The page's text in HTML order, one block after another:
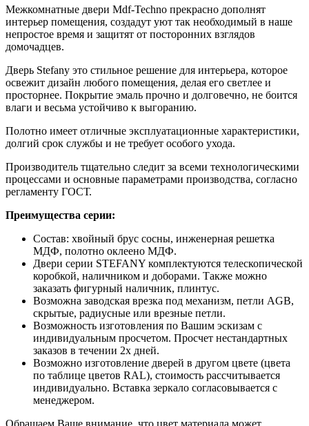
Межкомнатные двери Mdf-Techno прекрасно дополнят
интерьер помещения, создадут уют так необходимый в наше
непростое время и защитят от посторонних взглядов
домочадцев.
Дверь Stefany это стильное решение для интерьера, которое
освежит дизайн любого помещения, делая его светлее и
просторнее. Покрытие эмаль прочно и долговечно, не боится
влаги и весьма устойчиво к выгоранию.
Полотно имеет отличные эксплуатационные характеристики,
долгий срок службы и не требует особого ухода.
Производитель тщательно следит за всеми технологическими
процессами и основные параметрами производства, согласно
регламенту ГОСТ.
Преимущества серии:
Состав: хвойный брус сосны, инженерная решетка
МДФ, полотно оклеено МДФ.
Двери серии STEFANY комплектуются телескопической
коробкой, наличником и доборами. Также можно
заказать фигурный наличник, плинтус.
Возможна заводская врезка под механизм, петли AGB,
скрытые, радиусные или врезные петли.
Возможность изготовления по Вашим эскизам с
индивидуальным просчетом. Просчет нестандартных
заказов в течении 2х дней.
Возможно изготовление дверей в другом цвете (цвета
по таблице цветов RAL), стоимость рассчитывается
индивидуально. Вставка зеркало согласовывается с
менеджером.
Обращаем Ваше внимание, что цвет материала может